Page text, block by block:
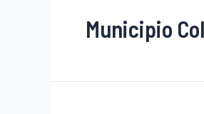
Municipio